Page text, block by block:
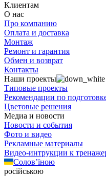
Клиентам
О нас
Про компанию
Оплата и доставка
Монтаж
Ремонт и гарантия
Обмен и возврат
Контакты
Наши проекты
Типовые проекты
Рекомендации по
Цветовые решения
Медиа и новости
Новости и события
Фото и видео
Рекламные материалы
Видео-интрукции к
Солов’їною
російською